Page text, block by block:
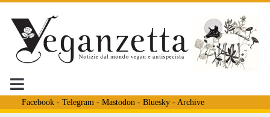
Facebook- Telegram - Mastodon - Bluesky- Archive